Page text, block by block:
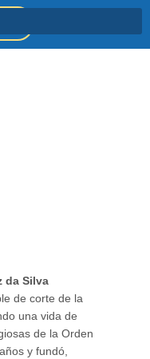
da Silva
de corte de la
una vida de
de la Orden
y fundó,